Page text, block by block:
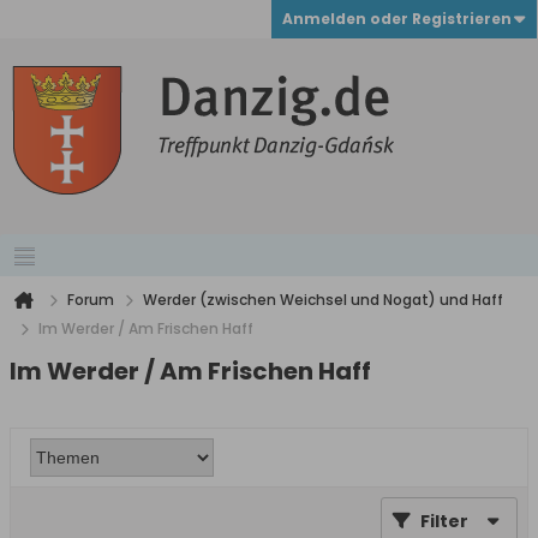
Anmelden oder Registrieren
Forum
Werder (zwischen Weichsel und Nogat) und Haff
Im Werder / Am Frischen Haff
Im Werder / Am Frischen Haff
Filter